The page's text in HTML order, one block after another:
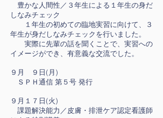
豊かな人間性／３年生による１年生の身だ
しなみチェック
１年生の初めての臨地実習に向けて、３
年生が身だしなみチェックを行いました。
実際に先輩の話を聞くことで、実習への
イメージができ、有意義な交流でした。
９月 ９日(月)
ＳＰＨ通信 第５号 発行
９月１７日(火)
課題解決能力／皮膚・排泄ケア認定看護師